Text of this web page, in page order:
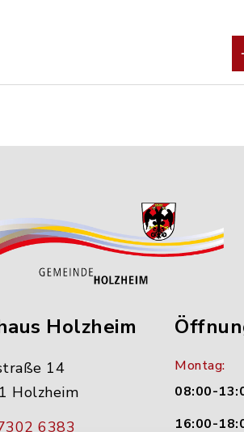
Holzheim
14
Holzheim
6383
Montag:
08:00-
16:00-